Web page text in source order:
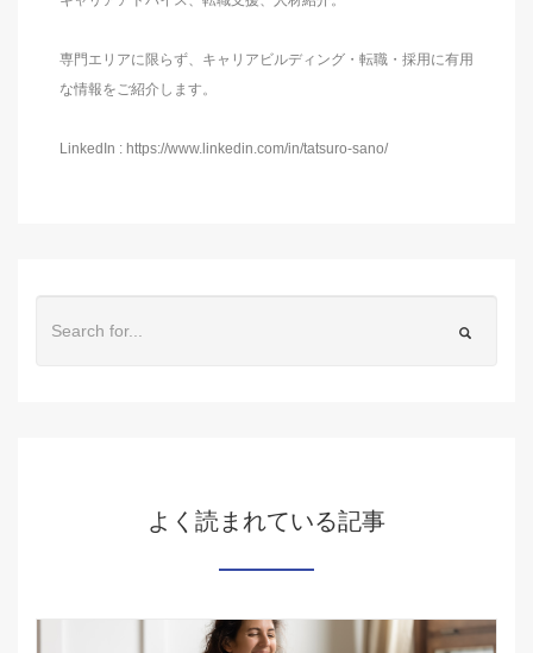
専門エリアに限らず、キャリアビルディング・転職・採用に有用
な情報をご紹介します。
LinkedIn : https://www.linkedin.com/in/tatsuro-sano/
よく読まれている記事